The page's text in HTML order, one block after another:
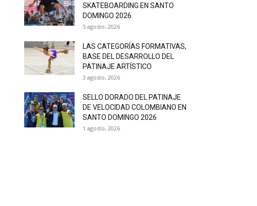
SKATEBOARDING EN SANTO
DOMINGO 2026
5 agosto, 2026
LAS CATEGORÍAS FORMATIVAS,
BASE DEL DESARROLLO DEL
PATINAJE ARTÍSTICO
3 agosto, 2026
SELLO DORADO DEL PATINAJE
DE VELOCIDAD COLOMBIANO EN
SANTO DOMINGO 2026
1 agosto, 2026